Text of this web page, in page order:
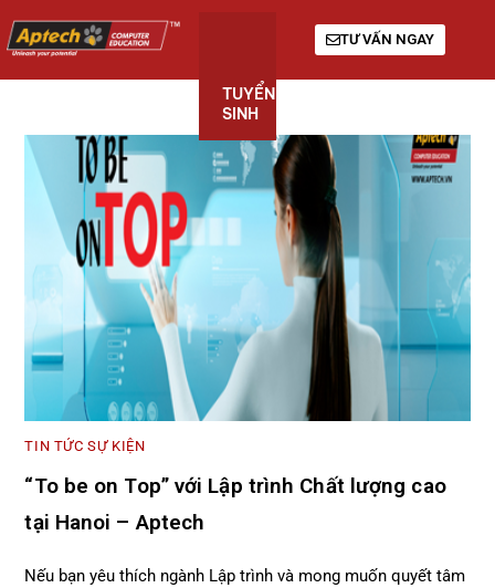
TUYỂN
SINH
TƯ VẤN NGAY
TIN TỨC SỰ KIỆN
“To be on Top” với Lập trình Chất lượng cao
tại Hanoi – Aptech
Nếu bạn yêu thích ngành Lập trình và mong muốn quyết tâm